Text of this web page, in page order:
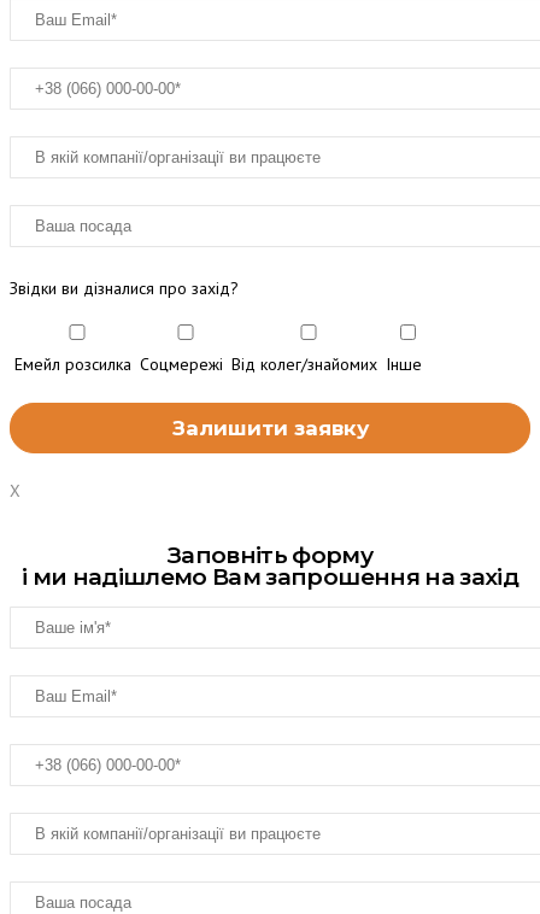
Звідки ви дізналися про захід?
Емейл розсилка Соцмережі Від колег/знайомих Інше
X
Заповніть форму
і ми надішлемо Вам запрошення на захід